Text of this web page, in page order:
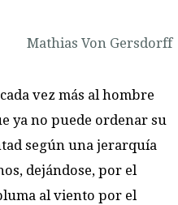
Mathias Von Gersdorff
cada vez más al hombre
ya no puede ordenar su
según una jerarquía
dejándose, por el
al viento por el